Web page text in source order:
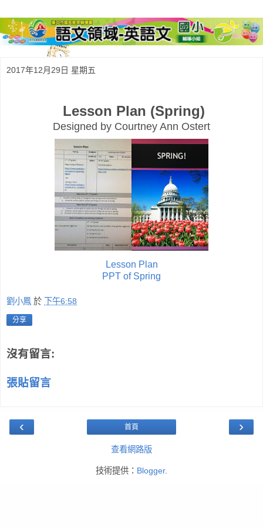
2017年12月29日 星期五
Lesson Plan (Spring)
Designed by Courtney Ann Ostert
Lesson Plan
PPT of Spring
劉小鳳 於 下午6:58
分享
沒有留言:
張貼留言
‹ ›
首頁
查看網路版
技術提供： Blogger.